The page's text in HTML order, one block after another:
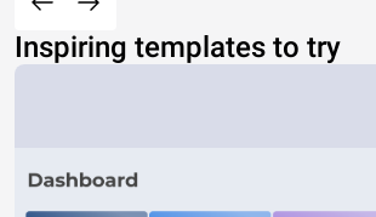
Inspiring templates to try